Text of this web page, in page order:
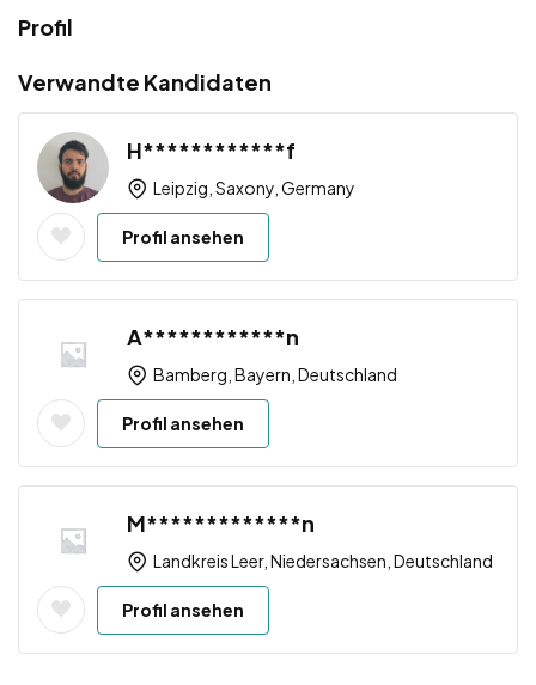
Profil
Verwandte Kandidaten
H************f
Leipzig, Saxony, Germany
Profil ansehen
A************n
Bamberg, Bayern, Deutschland
Profil ansehen
M*************n
Landkreis Leer, Niedersachsen, Deutschland
Profil ansehen